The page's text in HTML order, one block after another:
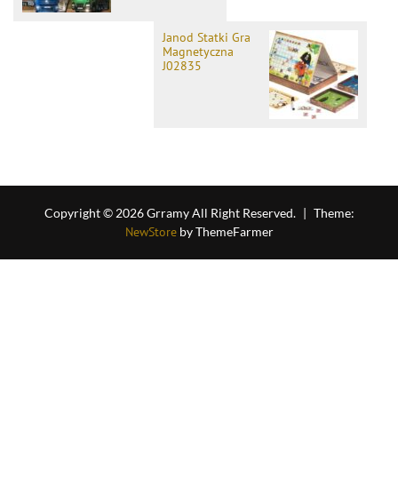
Janod Statki Gra
Magnetyczna
J02835
Copyright © 2026 Grramy All Right Reserved. Theme:
NewStoreby ThemeFarmer